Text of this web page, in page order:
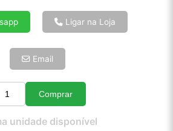
Ligar na Loja
Email
Quantidade
Comprar
unidade disponível